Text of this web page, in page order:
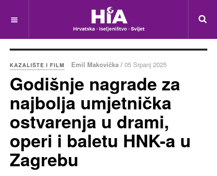
KAZALIŠTE I FILM Emil Makovička / 05 Srpanj 2025
Godišnje nagrade za
najbolja umjetnička
ostvarenja u drami,
operi i baletu HNK-a u
Zagrebu